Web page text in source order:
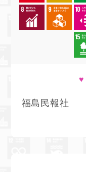
♥
福島民報社